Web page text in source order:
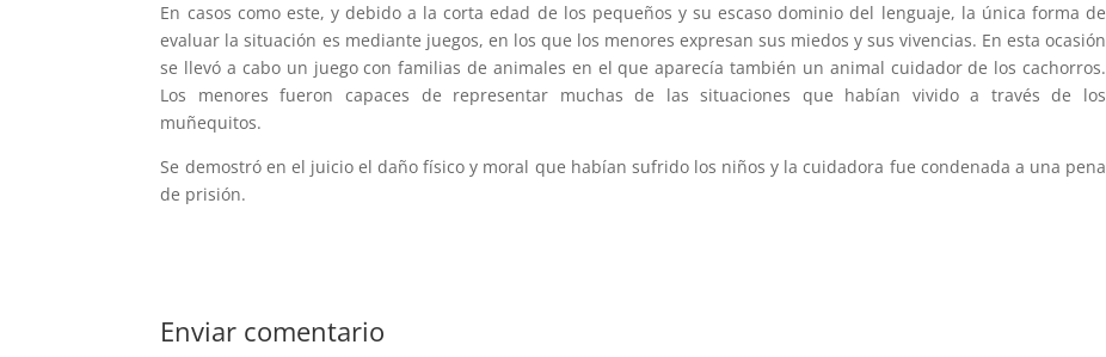
En casos como este, y debido a la corta edad de los pequeños y su escaso dominio del lenguaje, la única forma de
evaluar la situación es mediante juegos, en los que los menores expresan sus miedos y sus vivencias. En esta ocasión
se llevó a cabo un juego con familias de animales en el que aparecía también un animal cuidador de los cachorros.
Los menores fueron capaces de representar muchas de las situaciones que habían vivido a través de los
muñequitos.
Se demostró en el juicio el daño físico y moral que habían sufrido los niños y la cuidadora fue condenada a una pena
de prisión.
Enviar comentario